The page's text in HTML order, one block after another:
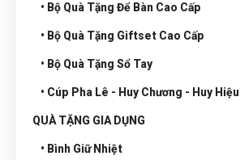
• Bộ Quà Tặng Để Bàn Cao Cấp
• Bộ Quà Tặng Giftset Cao Cấp
• Bộ Quà Tặng Sổ Tay
• Cúp Pha Lê - Huy Chương - Huy Hiệu
QUÀ TẶNG GIA DỤNG
• Bình Giữ Nhiệt